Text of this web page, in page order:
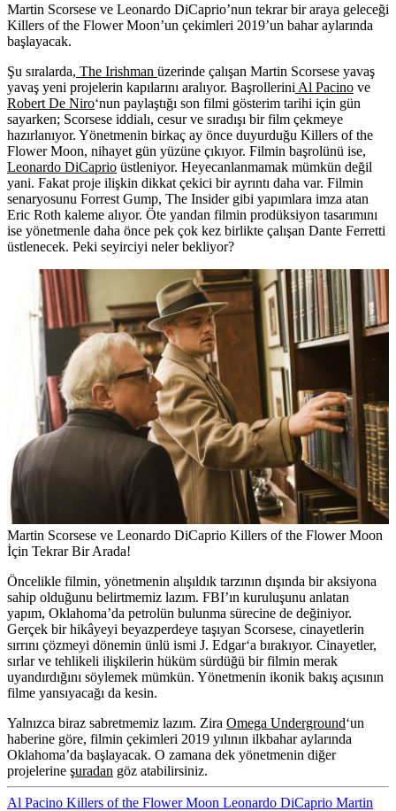
Martin Scorsese ve Leonardo DiCaprio’nun tekrar bir araya geleceği
Killers of the Flower Moon’un çekimleri 2019’un bahar aylarında
başlayacak.
Şu sıralarda, The Irishman üzerinde çalışan Martin Scorsese yavaş
yavaş yeni projelerin kapılarını aralıyor. Başrollerini Al Pacino ve
Robert De Niro‘nun paylaştığı son filmi gösterim tarihi için gün
sayarken; Scorsese iddialı, cesur ve sıradışı bir film çekmeye
hazırlanıyor. Yönetmenin birkaç ay önce duyurduğu Killers of the
Flower Moon, nihayet gün yüzüne çıkıyor. Filmin başrolünü ise,
Leonardo DiCaprio üstleniyor. Heyecanlanmamak mümkün değil
yani. Fakat proje ilişkin dikkat çekici bir ayrıntı daha var. Filmin
senaryosunu Forrest Gump, The Insidergibi yapımlara imza atan
Eric Roth kaleme alıyor. Öte yandan filmin prodüksiyon tasarımını
ise yönetmenle daha önce pek çok kez birlikte çalışan Dante Ferretti
üstlenecek. Peki seyirciyi neler bekliyor?
Martin Scorsese ve Leonardo DiCaprio Killers of the Flower Moon
İçin Tekrar Bir Arada!
Öncelikle filmin, yönetmenin alışıldık tarzının dışında bir aksiyona
sahip olduğunu belirtmemiz lazım. FBI’ın kuruluşunu anlatan
yapım, Oklahoma’da petrolün bulunma sürecine de değiniyor.
Gerçek bir hikâyeyi beyazperdeye taşıyan Scorsese, cinayetlerin
sırrını çözmeyi dönemin ünlü ismi J. Edgar‘a bırakıyor. Cinayetler,
sırlar ve tehlikeli ilişkilerin hüküm sürdüğü bir filmin merak
uyandırdığını söylemek mümkün. Yönetmenin ikonik bakış açısının
filme yansıyacağı da kesin.
Yalnızca biraz sabretmemiz lazım. Zira Omega Underground‘un
haberine göre, filmin çekimleri 2019 yılının ilkbahar aylarında
Oklahoma’da başlayacak. O zamana dek yönetmenin diğer
projelerine şuradan göz atabilirsiniz.
Al Pacino Killers of the Flower Moon Leonardo DiCaprio Martin